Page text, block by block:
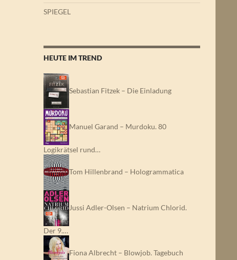
SPIEGEL
HEUTE IM TREND
Sebastian Fitzek – Die Einladung
Manuel Garand – Murdoku. 80
Logikrätsel rund…
Tom Hillenbrand – Hologrammatica
Jussi Adler-Olsen – Natrium Chlorid.
Der 9.…
Fiona Albrecht – Blowjob. Tagebuch